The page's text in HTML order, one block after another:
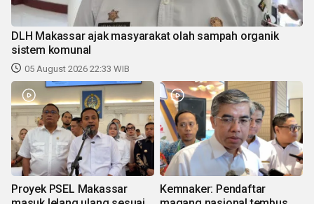
DLH Makassar ajak masyarakat olah sampah organik
sistem komunal
05 August 2026 22:33 WIB
Proyek PSEL Makassar
Kemnaker: Pendaftar